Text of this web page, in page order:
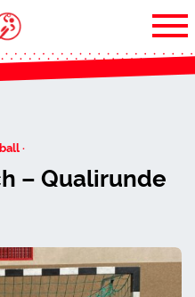
·
– Qualirunde